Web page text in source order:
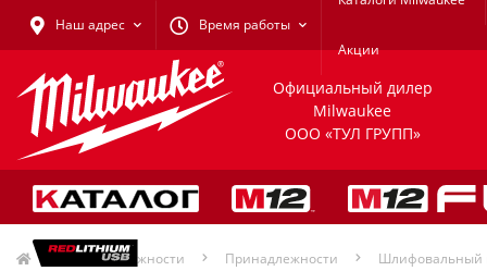
Наш адрес Время работы
Акции
Официальный дилер
Milwaukee
ООО «ТУЛ ГРУПП»
Принадлежности Принадлежности Шлифовальный